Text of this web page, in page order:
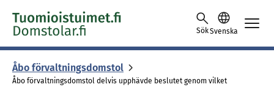
Skip to content -saavutettavuusohje
SökSvenska
Åbo för­valt­nings­dom­stol
Åbo förvaltningsdomstol delvis upphävde beslutet genom vilket